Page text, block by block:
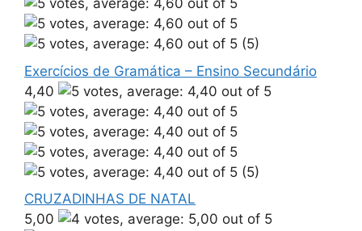
(5)
Exercícios de Gramática – Ensino Secundário
4,40
(5)
CRUZADINHAS DE NATAL
5,00